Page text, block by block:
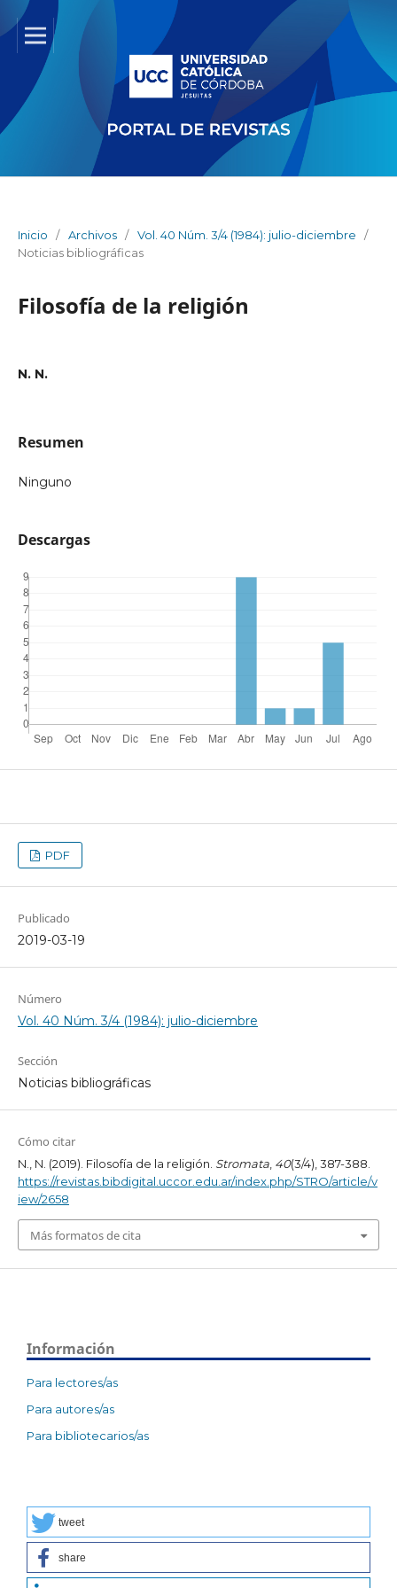
Inicio / Archivos / Vol. 40 Núm. 3/4 (1984): julio-diciembre
/
Noticias bibliográficas
Filosofía de la religión
N. N.
Resumen
Ninguno
Descargas
PDF
Publicado
2019-03-19
Número
Vol. 40 Núm. 3/4 (1984): julio-diciembre
Sección
Noticias bibliográficas
Cómo citar
N., N. (2019). Filosofía de la religión. Stromata, 40(3/4), 387-388.
https://revistas.bibdigital.uccor.edu.ar/index.php/STRO/article/v
iew/2658
Más formatos de cita
Información
Para lectores/as
Para autores/as
Para bibliotecarios/as
tweet
share